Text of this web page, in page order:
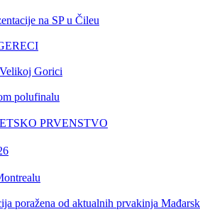
na SP u Čileu
Gorici
polufinalu
PRVENSTVO
poražena od aktualnih prvakinja